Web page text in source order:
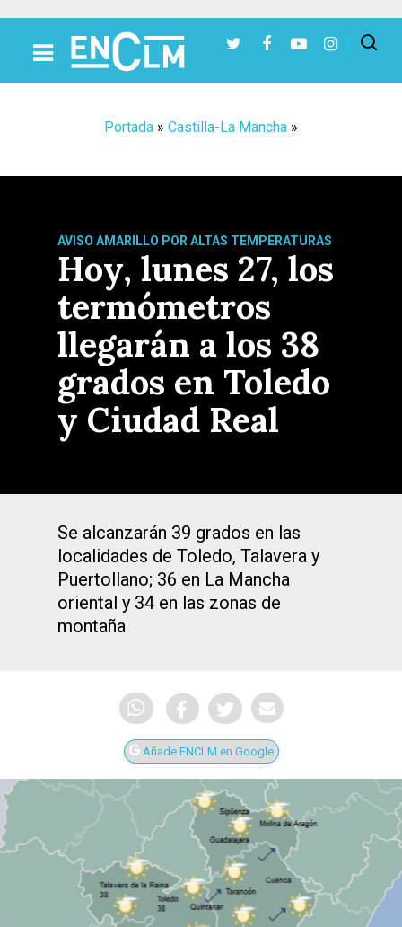
Portada » Castilla-La Mancha »
AVISO AMARILLO POR ALTAS TEMPERATURAS
Hoy, lunes 27, los
termómetros
llegarán a los 38
grados en Toledo
y Ciudad Real
Se alcanzarán 39 grados en las
localidades de Toledo, Talavera y
Puertollano; 36 en La Mancha
oriental y 34 en las zonas de
montaña
Añade ENCLM en Google